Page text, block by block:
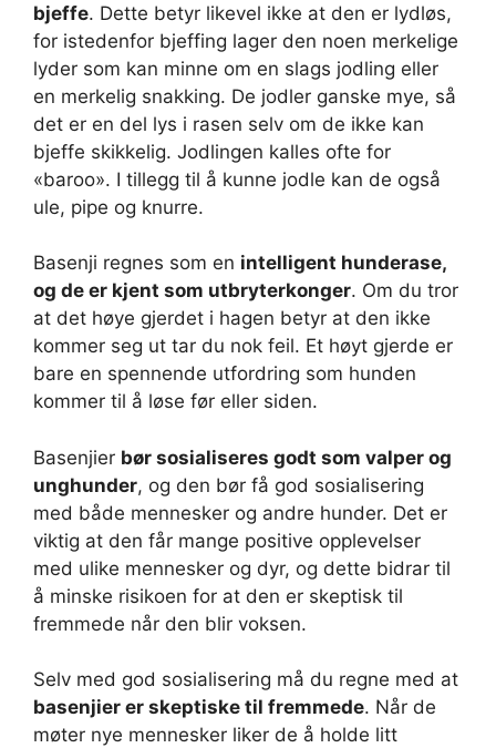
bjeffe. Dette betyr likevel ikke at den er lydløs,
for istedenfor bjeffing lager den noen merkelige
lyder som kan minne om en slags jodling eller
en merkelig snakking. De jodler ganske mye, så
det er en del lys i rasen selv om de ikke kan
bjeffe skikkelig. Jodlingen kalles ofte for
«baroo». I tillegg til å kunne jodle kan de også
ule, pipe og knurre.
Basenji regnes som en intelligent hunderase,
og de er kjent som utbryterkonger. Om du tror
at det høye gjerdet i hagen betyr at den ikke
kommer seg ut tar du nok feil. Et høyt gjerde er
bare en spennende utfordring som hunden
kommer til å løse før eller siden.
Basenjier bør sosialiseres godt som valper og
unghunder, og den bør få god sosialisering
med både mennesker og andre hunder. Det er
viktig at den får mange positive opplevelser
med ulike mennesker og dyr, og dette bidrar til
å minske risikoen for at den er skeptisk til
fremmede når den blir voksen.
Selv med god sosialisering må du regne med at
basenjier er skeptiske til fremmede. Når de
møter nye mennesker liker de å holde litt